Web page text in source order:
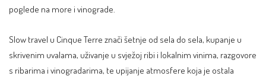
poglede na more i vinograde.
Slow travel u Cinque Terre znači šetnje od sela do sela, kupanje u
skrivenim uvalama, uživanje u svježoj ribi i lokalnim vinima, razgovore
s ribarima i vinogradarima, te upijanje atmosfere koja je ostala